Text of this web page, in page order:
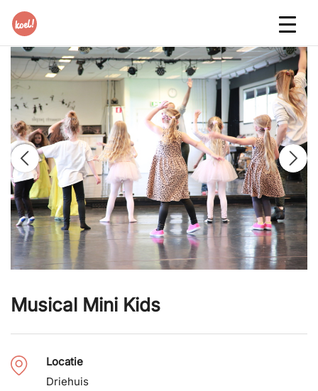
Musical Mini Kids
Locatie
Driehuis